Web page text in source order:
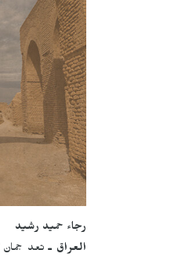
رجاء حميد رشيد
العراق ـتعد جمان